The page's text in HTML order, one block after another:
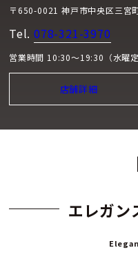
〒650-0021 神戸市中央区三宮
Tel. 078-321-3970
営業時間 10:30～19:30（水曜定
店舗詳細
エレガン